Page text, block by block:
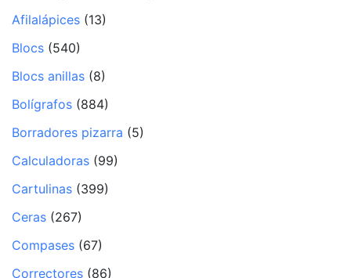
Afilalápices (13)
Blocs (540)
Blocs anillas (8)
Bolígrafos (884)
Borradores pizarra (5)
Calculadoras (99)
Cartulinas (399)
Ceras (267)
Compases (67)
Correctores (86)